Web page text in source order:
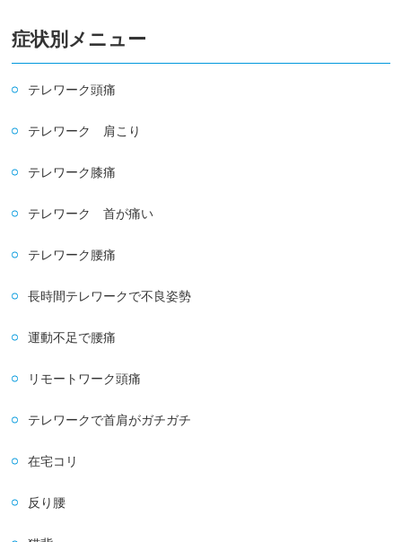
症状別メニュー
テレワーク頭痛
テレワーク 肩こり
テレワーク膝痛
テレワーク 首が痛い
テレワーク腰痛
長時間テレワークで不良姿勢
運動不足で腰痛
リモートワーク頭痛
テレワークで首肩がガチガチ
在宅コリ
反り腰